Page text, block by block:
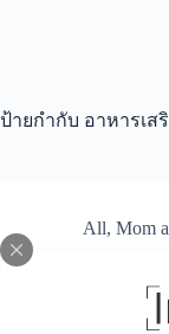
ป้ายกำกับ อาหารเส
All, Mom
ธาตุเหล็ก มีคว